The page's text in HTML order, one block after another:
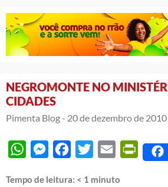
NEGROMONTE NO
CIDADES
Pimenta Blog - 20 de dezembro de 2010
WhatsAppMessengerFacebook
Twitter Email
Tempo de leitura: < 1 minuto